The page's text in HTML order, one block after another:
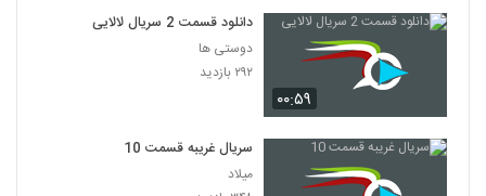
۰۰:۵۹
دانلود قسمت 2 سریال لالایی
دوستی ها
۲۹۲ بازدید
سریال غریبه قسمت 10
میلاد